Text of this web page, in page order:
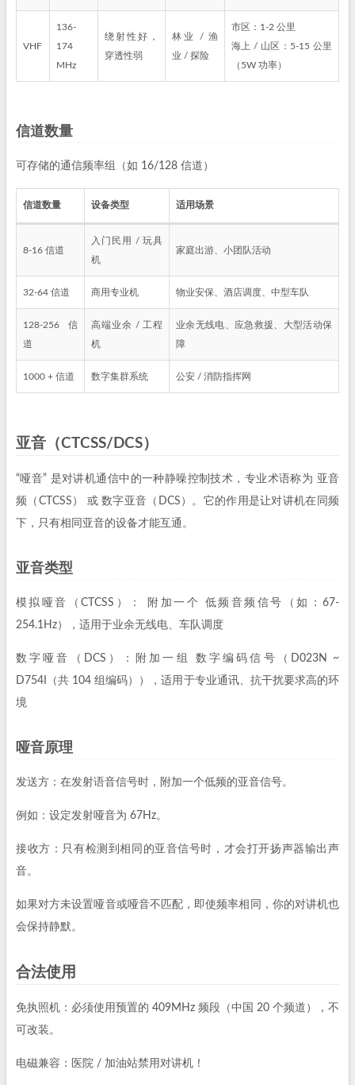
VHF
136-
174
MHz
绕射性好，
穿透性弱
林业 / 渔
业 / 探险
市区：1-2 公里
海上 / 山区：5-15 公里
（5W 功率）
信道数量
可存储的通信频率组（如 16/128 信道）
信道数量 设备类型 适用场景
8-16 信道
入门民用 / 玩具
机
家庭出游、小团队活动
32-64 信道 商用专业机 物业安保、酒店调度、中型车队
128-256 信
道
高端业余 / 工程
机
业余无线电、应急救援、大型活动保
障
1000 + 信道 数字集群系统 公安 / 消防指挥网
亚音（CTCSS/DCS）
“哑音” 是对讲机通信中的一种静噪控制技术，专业术语称为 亚音
频（CTCSS） 或 数字亚音（DCS）。它的作用是让对讲机在同频
下，只有相同亚音的设备才能互通。
亚音类型
模拟哑音（CTCSS）： 附加一个 低频音频信号（如：67-
254.1Hz），适用于业余无线电、车队调度
数字哑音（DCS）：附加一组 数字编码信号（D023N ~
D754I（共 104 组编码）），适用于专业通讯、抗干扰要求高的环
境
哑音原理
发送方：在发射语音信号时，附加一个低频的亚音信号。
例如：设定发射哑音为 67Hz。
接收方：只有检测到相同的亚音信号时，才会打开扬声器输出声
音。
如果对方未设置哑音或哑音不匹配，即使频率相同，你的对讲机也
会保持静默。
合法使用
免执照机：必须使用预置的 409MHz 频段（中国 20 个频道），不
可改装。
电磁兼容：医院 / 加油站禁用对讲机！